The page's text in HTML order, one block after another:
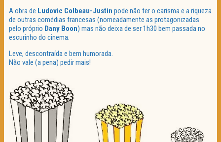
A obra de Ludovic Colbeau-Justin pode não ter o carisma e a riqueza
de outras comédias francesas (nomeadamente as protagonizadas
pelo próprio Dany Boon) mas não deixa de ser 1h30 bem passada no
escurinho do cinema.
Leve, descontraída e bem humorada.
Não vale (a pena) pedir mais!